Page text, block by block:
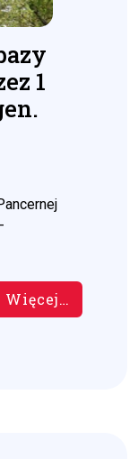
1
Więcej…